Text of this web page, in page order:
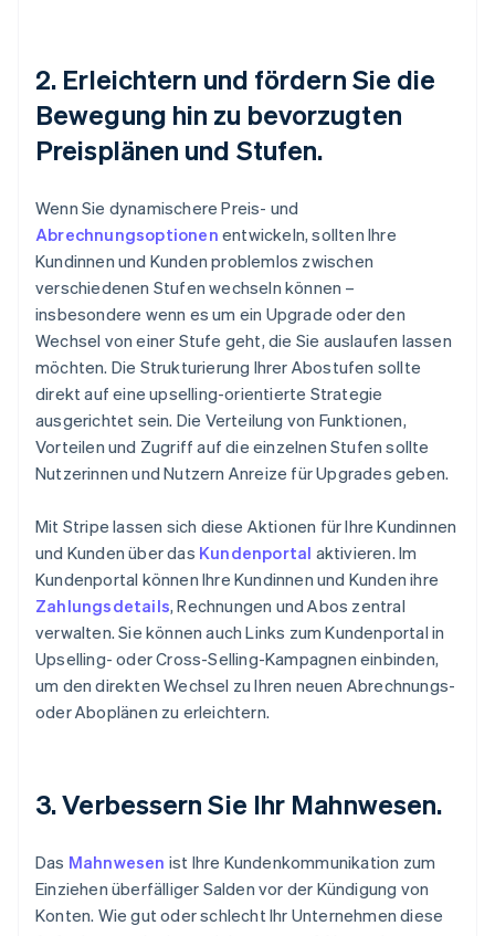
2. Erleichtern und fördern Sie die
Bewegung hin zu bevorzugten
Preisplänen und Stufen.
Wenn Sie dynamischere Preis- und
Abrechnungsoptionen entwickeln, sollten Ihre
Kundinnen und Kunden problemlos zwischen
verschiedenen Stufen wechseln können –
insbesondere wenn es um ein Upgrade oder den
Wechsel von einer Stufe geht, die Sie auslaufen lassen
möchten. Die Strukturierung Ihrer Abostufen sollte
direkt auf eine upselling-orientierte Strategie
ausgerichtet sein. Die Verteilung von Funktionen,
Vorteilen und Zugriff auf die einzelnen Stufen sollte
Nutzerinnen und Nutzern Anreize für Upgrades geben.
Mit Stripe lassen sich diese Aktionen für Ihre Kundinnen
und Kunden über das Kundenportal aktivieren. Im
Kundenportal können Ihre Kundinnen und Kunden ihre
Zahlungsdetails, Rechnungen und Abos zentral
verwalten. Sie können auch Links zum Kundenportal in
Upselling- oder Cross-Selling-Kampagnen einbinden,
um den direkten Wechsel zu Ihren neuen Abrechnungs-
oder Aboplänen zu erleichtern.
3. Verbessern Sie Ihr Mahnwesen.
Das Mahnwesen ist Ihre Kundenkommunikation zum
Einziehen überfälliger Salden vor der Kündigung von
Konten. Wie gut oder schlecht Ihr Unternehmen diese